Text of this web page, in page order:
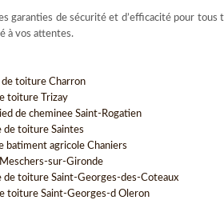
garanties de sécurité et d’efficacité pour tous
à vos attentes.
toiture Charron
toiture Trizay
de cheminee Saint-Rogatien
de toiture Saintes
batiment agricole Chaniers
sur-Gironde
de toiture Saint-Georges-des-Coteaux
toiture Saint-Georges-d Oleron